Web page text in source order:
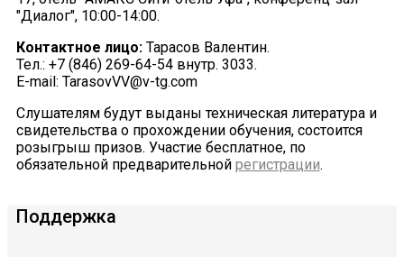
"Диалог", 10:00-14:00.
Контактное лицо:Тарасов Валентин.
Тел.: +7 (846) 269-64-54 внутр. 3033.
E-mail: TarasovVV@v-tg.com
Слушателям будут выданы техническая литература и
свидетельства о прохождении обучения, состоится
розыгрыш призов. Участие бесплатное, по
обязательной предварительной регистрации.
Поддержка